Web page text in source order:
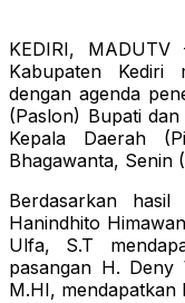
KEDIRI,
Kabupaten Kediri
dengan agenda
(Paslon) Bupati
Kepala Daerah
Bhagawanta, Senin
Berdasarkan
Hanindhito
Ulfa, S.T
pasangan H. Deny
M.HI, mendapatkan